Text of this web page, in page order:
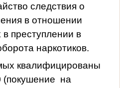
следствия о
в отношении
преступлении в
наркотиков.
квалифицированы
(покушение на